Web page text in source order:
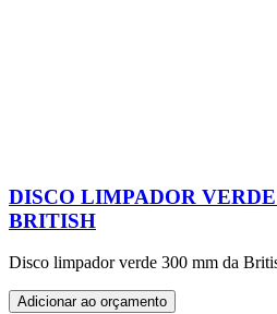
DISCO LIMPADOR
BRITISH
Disco limpador verde 300 mm da
Adicionar ao orçamento